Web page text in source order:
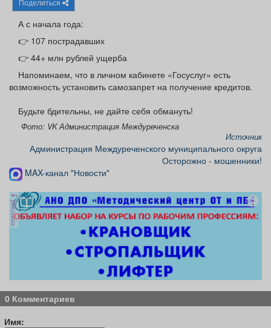
Афиша
Товары Поздравления Погода
Я - пенсионер
Поделиться
А с начала года:
👉 107 пострадавших
👉 44+ млн рублей ущерба
️Напоминаем, что в личном кабинете «Госуслуг» есть
возможность установить самозапрет на получение кредитов.
Будьте бдительны, не дайте себя обмануть!
Фото: VK Администрация Междуреченска
Источник
Администрация Междуреченского муниципального округа
Осторожно - мошенники!
MAX-канал "Новости"
реклама
0 Комментариев
Имя: